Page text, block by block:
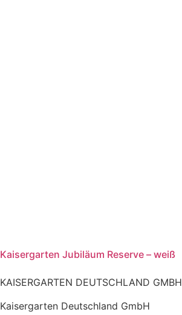
Kaisergarten Jubiläum Reserve – weiß
KAISERGARTEN DEUTSCHLAND GMBH
Kaisergarten Deutschland GmbH